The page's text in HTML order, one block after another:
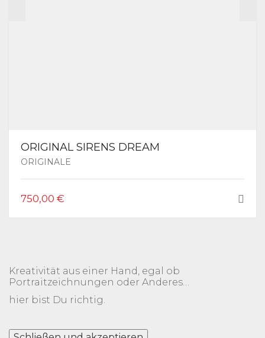
ORIGINAL SIRENS DREAM
ORIGINALE
750,00 €
Kreativität aus einer Hand, egal ob
Portraitzeichnungen oder Anderes…
hier bist Du richtig.